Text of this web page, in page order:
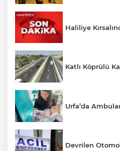
Haliliye
Katlı Köprülü
Urfa’da
Devrilen